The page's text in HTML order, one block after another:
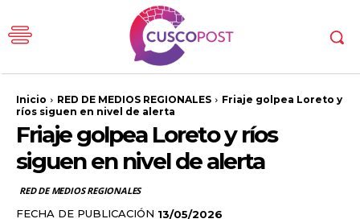
Inicio RED DE MEDIOS REGIONALES
Friaje golpea Loreto y
ríos siguen en nivel de alerta
Friaje golpea Loreto y ríos
siguen en nivel de alerta
RED DE MEDIOS REGIONALES
FECHA DE PUBLICACIÓN 13/05/2026